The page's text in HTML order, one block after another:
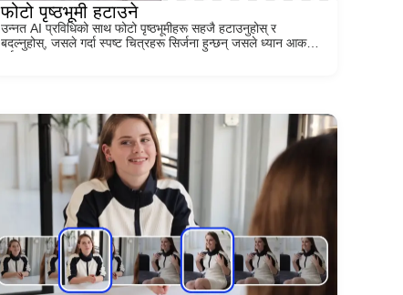
फोटो पृष्ठभूमी हटाउने
उन्नत AI प्रविधिको साथ फोटो पृष्ठभूमीहरू सहजै हटाउनुहोस् र
बदल्नुहोस्, जसले गर्दा स्पष्ट चित्रहरू सिर्जना हुन्छन् जसले ध्यान आकर्षित
गर्दछ!